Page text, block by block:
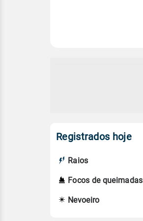
Registrados hoje
Raios
Focos de queimadas
Nevoeiro